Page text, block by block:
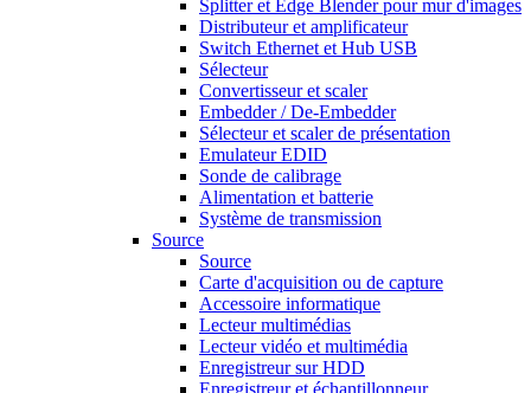
Splitter et Edge Blender pour mur d'images
Distributeur et amplificateur
Switch Ethernet et Hub USB
Sélecteur
Convertisseur et scaler
Embedder / De-Embedder
Sélecteur et scaler de présentation
Emulateur EDID
Sonde de calibrage
Alimentation et batterie
Système de transmission
Source
Source
Carte d'acquisition ou de capture
Accessoire informatique
Lecteur multimédias
Lecteur vidéo et multimédia
Enregistreur sur HDD
Enregistreur et échantillonneur